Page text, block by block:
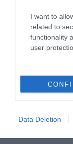
I want to
related to
functionality
user
Data Deletion
40 ezren kezdtek…